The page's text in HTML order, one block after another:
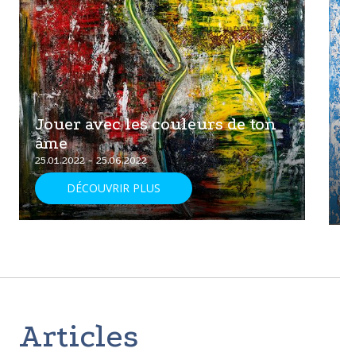
Jouer avec les couleurs de ton
âme
25.01.2022 - 25.06.2022
DÉCOUVRIR PLUS
Articles